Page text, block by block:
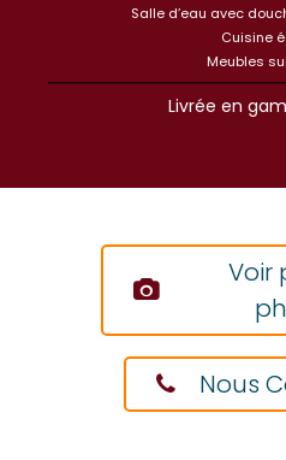
Salle d’eau avec
Cuisine
Meubles
Livrée en
Voir
Nous